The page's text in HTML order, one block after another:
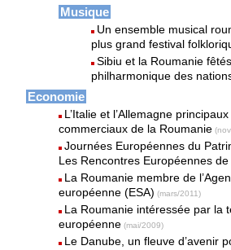
Musique
Un ensemble musical
plus grand festival
Sibiu et la Roumanie
philharmonique des
Economie
L’Italie et l’Allemagne
commerciaux de la Roumanie
Journées Européennes du
Les Rencontres Européennes de
La Roumanie membre de
européenne (ESA) (mars/2011)
La Roumanie intéressée par la
européenne (mai/2009)
Le Danube, un fleuve d’avenir